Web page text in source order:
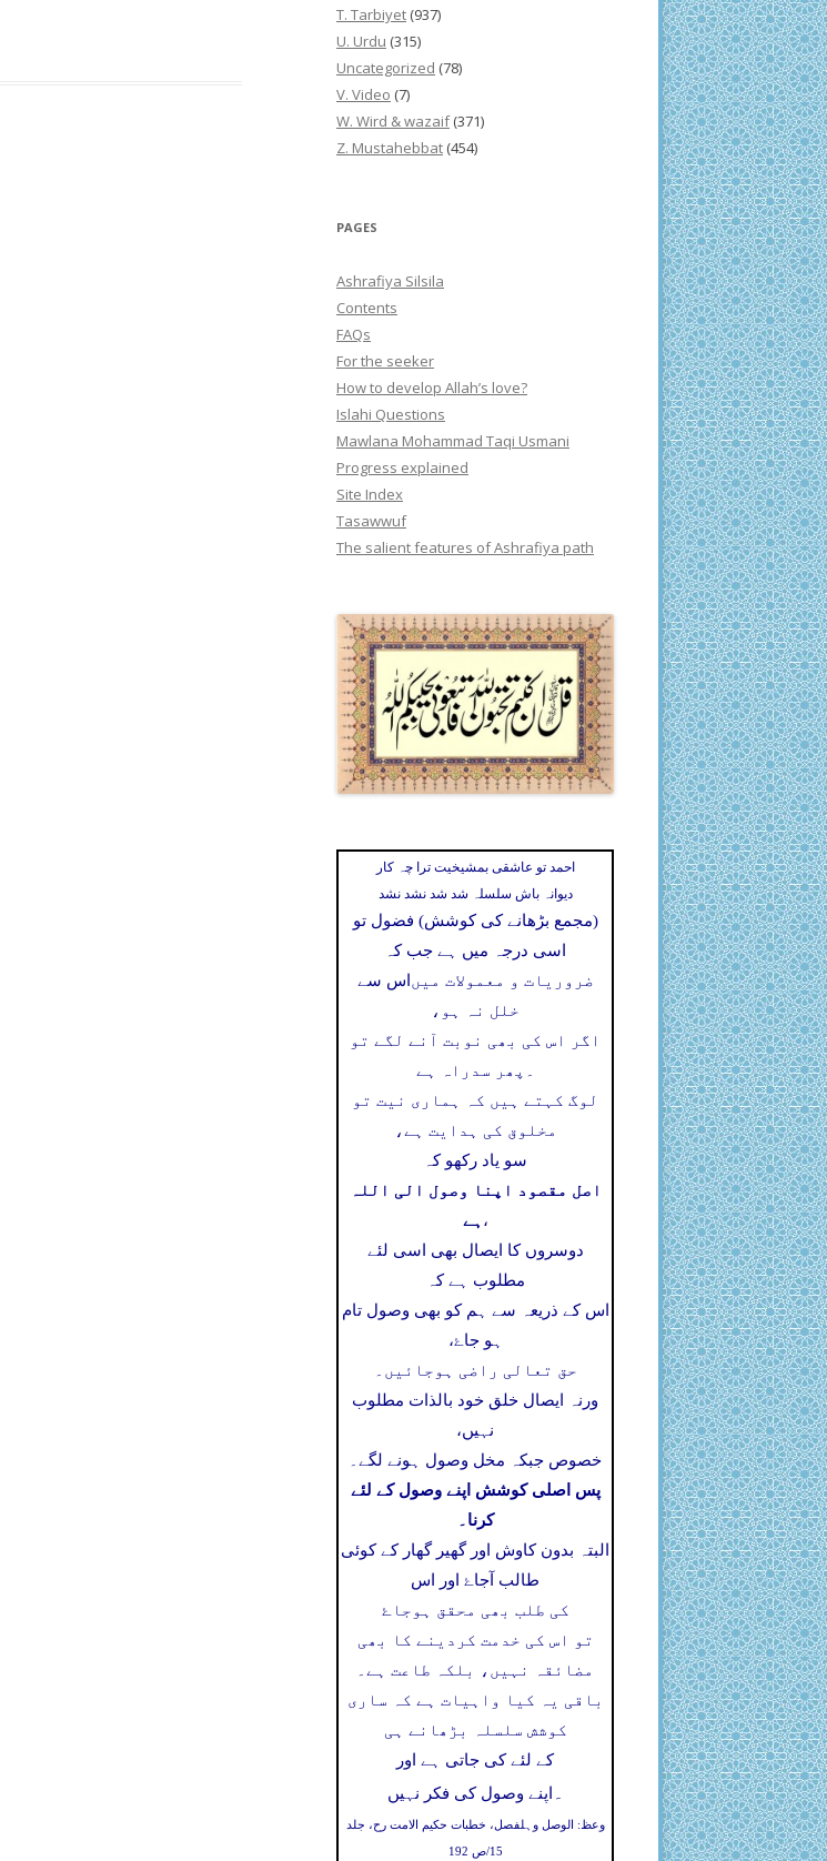
T. Tarbiyet (937)
U. Urdu (315)
Uncategorized (78)
V. Video (7)
W. Wird & wazaif(371)
Z. Mustahebbat (454)
PAGES
Ashrafiya Silsila
Contents
FAQs
For the seeker
How to develop Allah’s love?
Islahi Questions
Mawlana Mohammad Taqi Usmani
Progress explained
Site Index
Tasawwuf
The salient features of Ashrafiya path
احمد تو عاشقی بمشیخیت ترا چہ کار
دیوانہ باش سلسلہ شد شد نشد نشد
(مجمع بڑھانے کی کوشش) فضول تو
اسی درجہ میں ہے جب کہ
اس سے ضروریات و معمولات میں
خلل نہ ہو،
اگر اس کی بھی نوبت آنے لگے تو
پھر سدراہ ہے ۔
لوگ کہتے ہیں کہ ہماری نیت تو
مخلوق کی ہدایت ہے،
سو یاد رکھو کہ
اصل مقصود اپنا وصول الی اللہ
ہے ،
دوسروں کا ایصال بھی اسی لئے
مطلوب ہے کہ
اس کے ذریعہ سے ہم کو بھی وصول تام
ہو جاۓ،
حق تعالی راضی ہوجائیں۔
ورنہ ایصال خلق خود بالذات مطلوب
نہیں،
خصوص جبکہ مخل وصول ہونے لگے۔
پس اصلی کوشش اپنے وصول کے لئے
کرنا۔
البتہ بدون کاوش اور گھیر گھار کے کوئی
طالب آجاۓ اور اس
کی طلب بھی محقق ہوجاۓ
تو اس کی خدمت کردینے کا بھی
مضائقہ نہیں، بلکہ طاعت ہے۔
باقی یہ کیا واہیات ہے کہ ساری
کوشش سلسلہ بڑھانے ہی
کے لئے کی جاتی ہے اور
اپنے وصول کی فکر نہیں ۔
وعظ: الوصل وہلفصل، خطبات حکیم الامت رح، جلد
15/ص 192